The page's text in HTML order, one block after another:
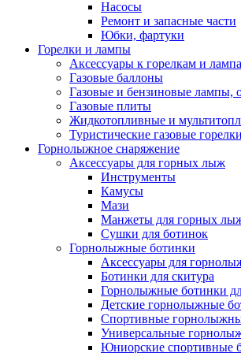
Насосы
Ремонт и запасные части
Юбки, фартуки
Горелки и лампы
Аксессуары к горелкам и
Газовые баллоны
Газовые и бензиновые лампы,
Газовые плиты
Жидкотопливные и
Туристические газовые горелки
Горнолыжное снаряжение
Аксессуары для горных лыж
Инструменты
Камусы
Мази
Манжеты для горных
Сушки для ботинок
Горнолыжные ботинки
Аксессуары для
Ботинки для скитура
Горнолыжные ботинки
Детские горнолыжные
Спортивные
Универсальные
Юниорские спортивные